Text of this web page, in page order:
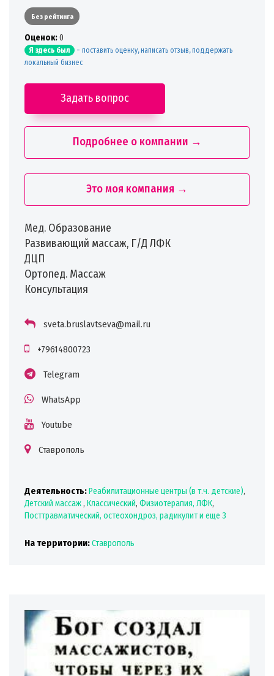
Без рейтинга
Oценок:0
Я здесь был - поставить оценку, написать отзыв, поддержать
локальный бизнес
Задать вопрос
Подробнее о компании →
Это моя компания →
Мед. Образование
Развивающий массаж, Г/Д ЛФК
ДЦП
Ортопед. Массаж
Консультация
sveta.bruslavtseva@mail.ru
+79614800723
Telegram
WhatsApp
Youtube
Ставрополь
Деятельность:Реабилитационные центры (в т.ч. детские),
Детский массаж, Классический, Физиотерапия, ЛФК,
Посттравматический, остеохондроз, радикулити еще 3
На территории:Ставрополь